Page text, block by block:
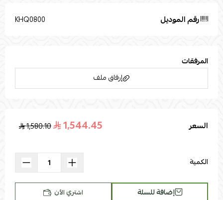
رقم الموديل KHQ0800
المرفقات
إرفاق ملف
اسحب و افلت الملف هنا
السعر 1,544.45
1,580.10
الكمية
إضافة للسلة اشتري الآن